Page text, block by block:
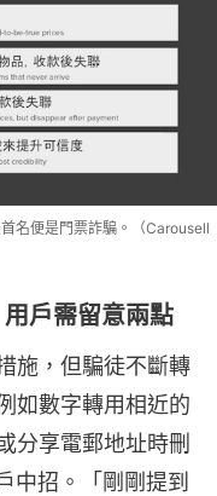
名便是門票詐騙。（Carousell
戶需留意兩點
施，但騙徒不斷轉
如數字轉用相近的
分享電郵地址時刪
中招。「剛剛提到